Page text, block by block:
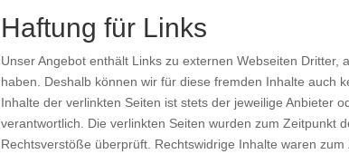
Haftung für Links
Unser Angebot enthält Links zu externen Webseiten Dritter,
haben. Deshalb können wir für diese fremden Inhalte auch
Inhalte der verlinkten Seiten ist stets der jeweilige Anbieter
verantwortlich. Die verlinkten Seiten wurden zum Zeitpunkt
Rechtsverstöße überprüft. Rechtswidrige Inhalte waren